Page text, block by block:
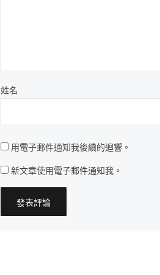
姓名
用電子郵件通知我後續的迴響。
新文章使用電子郵件通知我。